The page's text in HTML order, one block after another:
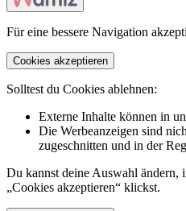
Für eine bessere Navigation
Cookies akzeptieren
Solltest du Cookies ablehnen:
Externe Inhalte können in
Die Werbeanzeigen sind
zugeschnitten und in der
Du kannst deine Auswahl ändern,
„Cookies akzeptieren“ klickst.